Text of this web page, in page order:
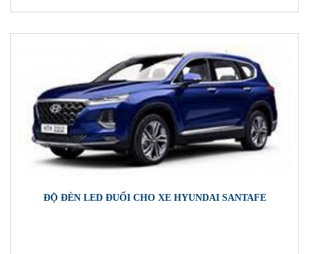
ĐỘ ĐÈN LED ĐUỔI CHO XE HYUNDAI SANTAFE